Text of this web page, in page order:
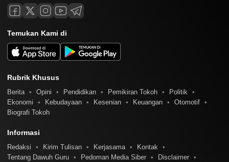
Temukan Kami di
Rubrik Khusus
Berita Opini Pendidikan Pemikiran Tokoh
Politik
Ekonomi
Kebudayaan Kesenian Keuangan
Otomotif
Biografi Tokoh
Informasi
Redaksi Kirim Tulisan Kerjasama
Kontak
Tentang Dawuh Guru
Pedoman Media Siber
Disclaimer